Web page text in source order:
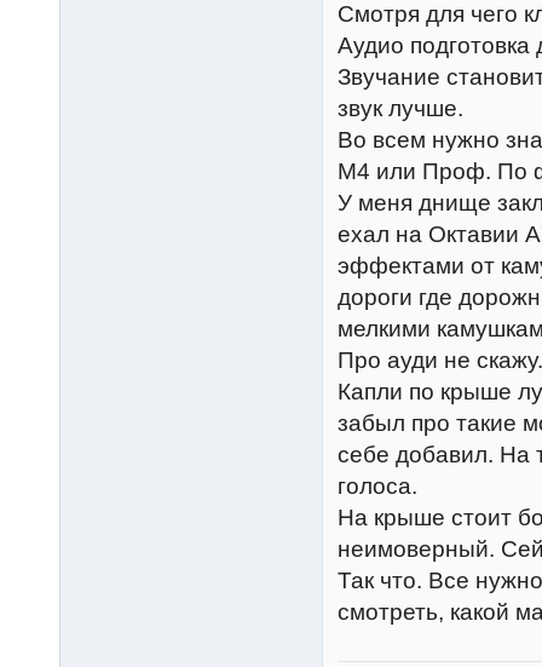
Смотря для чего
Аудио
Звучание
звук лучше.
Во всем нужно
М4 или Проф. По
У меня днище
ехал на Октавии
эффектами от
дороги где
мелкими
Про ауди не
Капли по крыше
забыл про такие
себе добавил. На
голоса.
На крыше стоит
неимоверный.
Так что. Все
смотреть, какой